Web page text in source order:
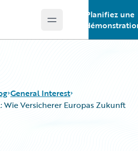
Open main menu
Planifiez une
General Interest
Versicherer Europas Zukunft